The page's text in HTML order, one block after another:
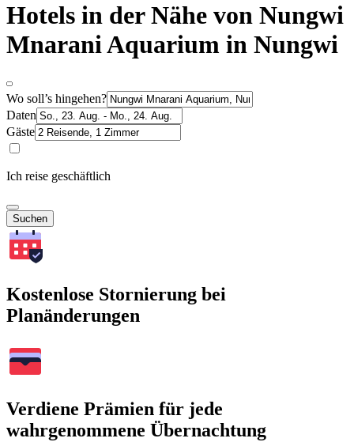
Hotels in der Nähe von Nungwi
Mnarani Aquarium in Nungwi
Wo soll’s hingehen?
Daten
Gäste
Ich reise geschäftlich
Suchen
Kostenlose Stornierung bei
Planänderungen
Verdiene Prämien für jede
wahrgenommene Übernachtung